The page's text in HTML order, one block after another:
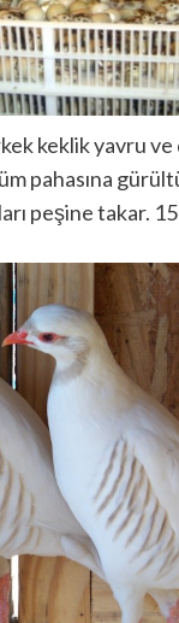
keklik yavru ve
pahasına
peşine takar.